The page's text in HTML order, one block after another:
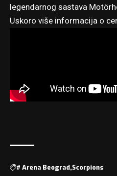
legendarnog sastava
Uskoro više informacija o
# Arena Beograd Scorpions